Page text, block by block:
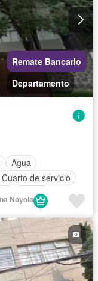
Remate Bancario
Departamento
Agua
Cuarto de servicio
Jardín
por cable
Noyola